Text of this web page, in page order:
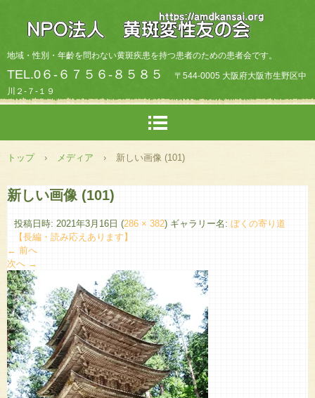
地域・性別・年齡を問わない黄斑疾患を持つ患者のための患者会です。
TEL.0６-６７５６-８５８５
〒544-0005 大阪府大阪市生野区中
川２-７-１９
トップ › メディア › 新しい画像 (101)
新しい画像 (101)
投稿日時: 2021年3月16日 (286 × 382) ギャラリー名: ぼくの寄り道
【長編・読み応えあります】
← 前へ
次へ →